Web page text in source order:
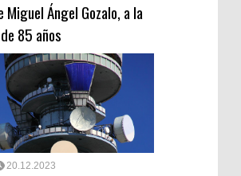
Miguel Ángel Gozalo, a la
85 años
20.12.2023